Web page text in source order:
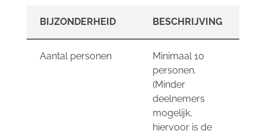
BIJZONDERHEID BESCHRIJVING
Aantal personen
Minimaal 10
personen.
(Minder
deelnemers
mogelijk,
hiervoor is de